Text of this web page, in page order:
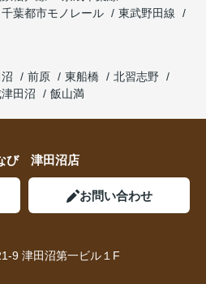
千葉都市モノレール
東武野田線
前原 東船橋
北習志野
田沼 飯山満
び 津田沼店
お問い合わせ
9 津田沼第一ビル１F